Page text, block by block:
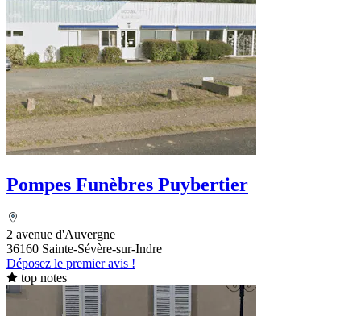
Pompes Funèbres Puybertier
2 avenue d'Auvergne
36160 Sainte-Sévère-sur-Indre
Déposez le premier avis !
top notes